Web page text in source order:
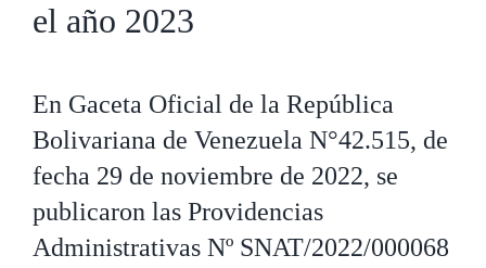
el año 2023
En Gaceta Oficial de la República
Bolivariana de Venezuela N°42.515, de
fecha 29 de noviembre de 2022, se
publicaron las Providencias
Administrativas Nº SNAT/2022/000068